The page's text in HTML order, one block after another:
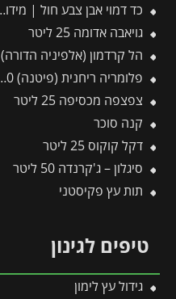
כד דמוי אבן צבע חול | מידות 55×59 ס״מ
גויאבה אדומה 25 ליטר
הל קרדמון (אלפיניה הדורה)
פלומריה ריחנית (פיטנה) 10 ליטר
צפצפה מכסיפה 25 ליטר
קנה סוכר
דקל קוקוס 25 ליטר
סיגלון – ג'קרנדה 50 ליטר
תות עץ פקיסטני
טיפים לגינון
גידול עץ לימון